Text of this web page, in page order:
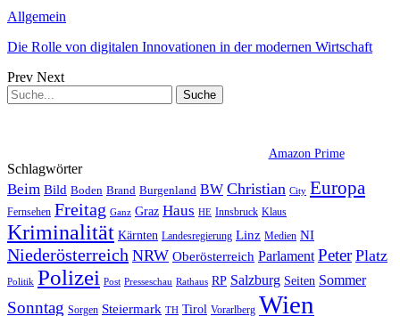
Allgemein
Die Rolle von digitalen Innovationen in der modernen Wirtschaft
Prev Next
Amazon Prime
Schlagwörter
Beim Bild Boden Brand Burgenland BW Christian City Europa
Fernsehen Freitag Ganz Graz Haus HE Innsbruck Klaus
Kriminalität Kärnten Landesregierung Linz Medien NI
Niederösterreich NRW Oberösterreich Parlament Peter Platz
Politik Polizei Post Presseschau Rathaus RP Salzburg Seiten Sommer
Sonntag Sorgen Steiermark TH Tirol Vorarlberg Wien